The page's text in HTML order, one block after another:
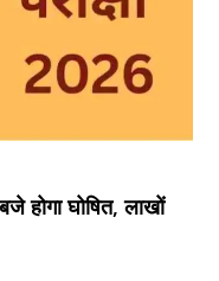
होगा घोषित, लाखों